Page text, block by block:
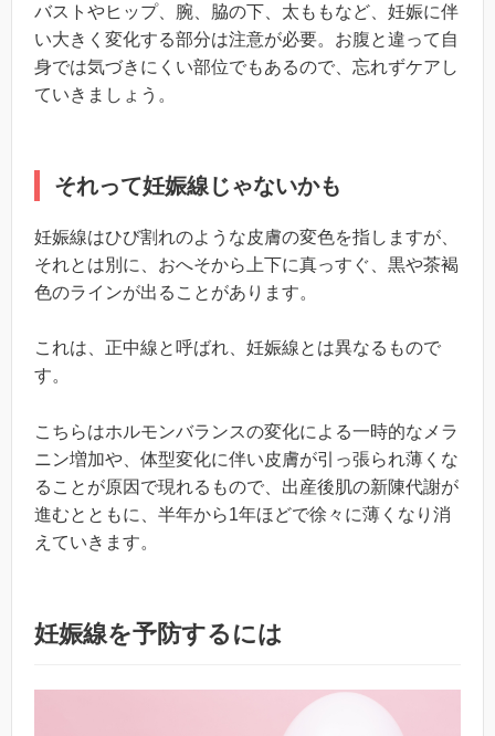
バストやヒップ、腕、脇の下、太ももなど、妊娠に伴
い大きく変化する部分は注意が必要。お腹と違って自
身では気づきにくい部位でもあるので、忘れずケアし
ていきましょう。
それって妊娠線じゃないかも
妊娠線はひび割れのような皮膚の変色を指しますが、
それとは別に、おへそから上下に真っすぐ、黒や茶褐
色のラインが出ることがあります。
これは、正中線と呼ばれ、妊娠線とは異なるもので
す。
こちらはホルモンバランスの変化による一時的なメラ
ニン増加や、体型変化に伴い皮膚が引っ張られ薄くな
ることが原因で現れるもので、出産後肌の新陳代謝が
進むとともに、半年から1年ほどで徐々に薄くなり消
えていきます。
妊娠線を予防するには